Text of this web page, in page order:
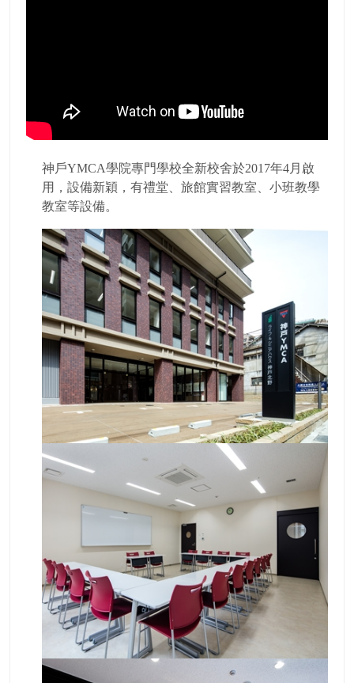
神戶YMCA學院專門學校全新校舍於2017年4月啟
用，設備新穎，有禮堂、旅館實習教室、小班教學
教室等設備。